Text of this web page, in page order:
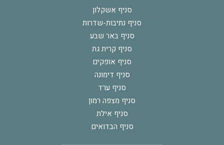
סניף אשקלון
סניף נתיבות-שדרות
סניף באר שבע
סניף קרית גת
סניף אופקים
סניף דימונה
סניף ערד
סניף מצפה רמון
סניף אילת
סניף הבדואים